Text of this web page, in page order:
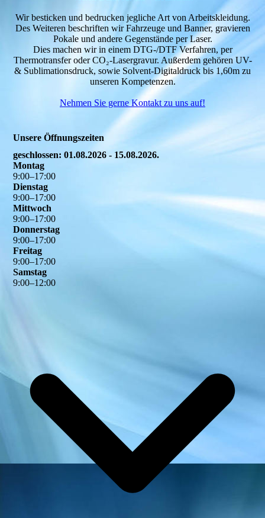
Wir besticken und bedrucken jegliche Art von Arbeitskleidung.
Des Weiteren beschriften wir Fahrzeuge und Banner, gravieren
Pokale und andere Gegenstände per Laser.
Dies machen wir in einem DTG-/DTF Verfahren, per
Thermotransfer oder CO₂-Lasergravur. Außerdem gehören UV-
& Sublimationsdruck, sowie Solvent-Digitaldruck bis 1,60m zu
unseren Kompetenzen.
Nehmen Sie gerne Kontakt zu uns auf!
Unsere Öffnungszeiten
geschlossen: 01.08.2026 - 15.08.2026.
Montag
9:00–17:00
Dienstag
9:00–17:00
Mittwoch
9:00–17:00
Donnerstag
9:00–17:00
Freitag
9:00–17:00
Samstag
9:00–12:00